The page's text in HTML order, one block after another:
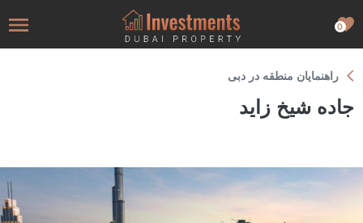
0
راهنمایان منطقه در دبی
جاده شیخ زاید